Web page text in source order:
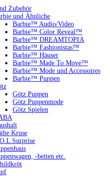
Zubehör
und Ähnliche
Barbie™ Audio/Video
Barbie™ Color Reveal™
Barbie™ DREAMTOPIA
Barbie™ Fashionistas™
Barbie™ Häuser
Barbie™ Made To Move™
Barbie™ Mode und Accessoires
Barbie™ Puppen
Götz Puppen
Götz Puppenmode
Götz Spielen
Kruse
Surprise
-betten etc.